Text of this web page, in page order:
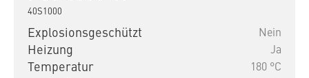
40S1000
Explosionsgeschützt Nein
Heizung Ja
Temperatur 180 °C